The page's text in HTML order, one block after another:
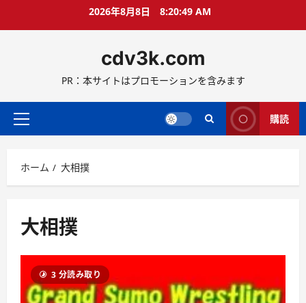
ス
ッ
2026年8月8日 8:20:50 AM
cdv3k.com
PR：本サイトはプロモーションを含みます
メ
メ
ニ
ー
購読
ホーム 大相撲
大相撲
3 分読み取り